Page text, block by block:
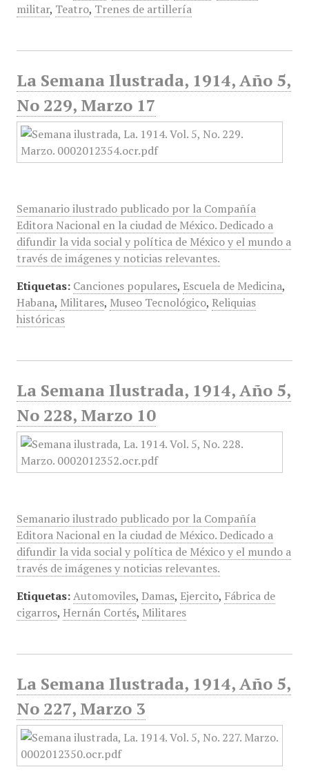
militar, Teatro, Trenes de artillería
La Semana Ilustrada, 1914, Año 5,
No 229, Marzo 17
Semanario ilustrado publicado por la Compañía
Editora Nacional en la ciudad de México. Dedicado a
difundir la vida social y política de México y el mundo a
través de imágenes y noticias relevantes.
Etiquetas: Canciones populares, Escuela de Medicina,
Habana, Militares, Museo Tecnológico, Reliquias
históricas
La Semana Ilustrada, 1914, Año 5,
No 228, Marzo 10
Semanario ilustrado publicado por la Compañía
Editora Nacional en la ciudad de México. Dedicado a
difundir la vida social y política de México y el mundo a
través de imágenes y noticias relevantes.
Etiquetas: Automoviles, Damas, Ejercito, Fábrica de
cigarros, Hernán Cortés, Militares
La Semana Ilustrada, 1914, Año 5,
No 227, Marzo 3